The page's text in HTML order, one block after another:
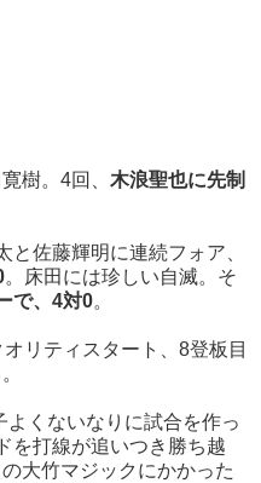
樹。4回、 木浪聖也に先制
佐藤輝明に連続フォア、
。床田には珍しい自滅。 そ
で、4対0。
リティスタート、8登板目
くないなりに試合を作っ
を打線が追いつき勝ち越
大竹マジックにかかった